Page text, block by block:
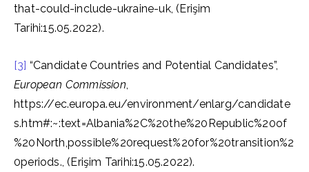
that-could-include-ukraine-uk, (Erişim
Tarihi:15.05.2022).
[3] “Candidate Countries and Potential Candidates”,
European Commission,
https://ec.europa.eu/environment/enlarg/candidate
s.htm#:~:text=Albania%2C%20the%20Republic%20of
%20North,possible%20request%20for%20transition%2
0periods., (Erişim Tarihi:15.05.2022).